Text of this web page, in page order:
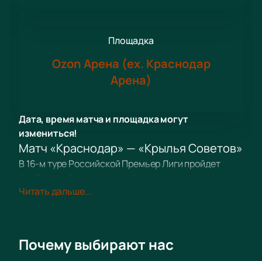
Площадка
Ozon Арена (ex. Краснодар
Арена)
Дата, время матча и площадка могут
измениться!
Матч «Краснодар» — «Крылья Советов»
В 16-м туре Российской Премьер Лиги пройдет
«Крыльями Советов». Обе команды нацелены на
Место — Краснодар, улица Разведчика Леонова,
дом 1. Узнайте время начала матча на сайте.
Читать дальше...
Почему выбирают нас